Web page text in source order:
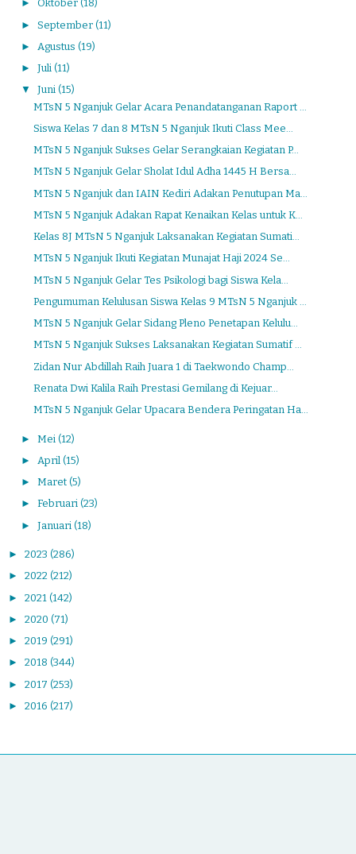
► Oktober (18)
► September (11)
► Agustus (19)
► Juli (11)
▼ Juni (15)
MTsN 5 Nganjuk Gelar Acara Penandatanganan Raport ...
Siswa Kelas 7 dan 8 MTsN 5 Nganjuk Ikuti Class Mee...
MTsN 5 Nganjuk Sukses Gelar Serangkaian Kegiatan P...
MTsN 5 Nganjuk Gelar Sholat Idul Adha 1445 H Bersa...
MTsN 5 Nganjuk dan IAIN Kediri Adakan Penutupan Ma...
MTsN 5 Nganjuk Adakan Rapat Kenaikan Kelas untuk K...
Kelas 8J MTsN 5 Nganjuk Laksanakan Kegiatan Sumati...
MTsN 5 Nganjuk Ikuti Kegiatan Munajat Haji 2024 Se...
MTsN 5 Nganjuk Gelar Tes Psikologi bagi Siswa Kela...
Pengumuman Kelulusan Siswa Kelas 9 MTsN 5 Nganjuk ...
MTsN 5 Nganjuk Gelar Sidang Pleno Penetapan Kelulu...
MTsN 5 Nganjuk Sukses Laksanakan Kegiatan Sumatif ...
Zidan Nur Abdillah Raih Juara 1 di Taekwondo Champ...
Renata Dwi Kalila Raih Prestasi Gemilang di Kejuar...
MTsN 5 Nganjuk Gelar Upacara Bendera Peringatan Ha...
► Mei (12)
► April (15)
► Maret (5)
► Februari (23)
► Januari (18)
► 2023 (286)
► 2022 (212)
► 2021 (142)
► 2020 (71)
► 2019 (291)
► 2018 (344)
► 2017 (253)
► 2016 (217)